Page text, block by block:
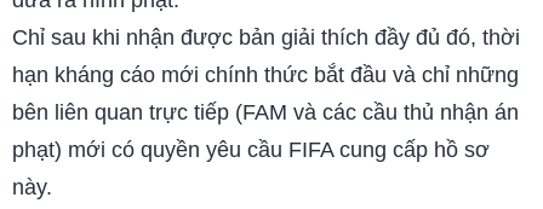
Chỉ sau khi nhận được bản giải thích đầy đủ đó, thời
hạn kháng cáo mới chính thức bắt đầu và chỉ những
bên liên quan trực tiếp (FAM và các cầu thủ nhận án
phạt) mới có quyền yêu cầu FIFA cung cấp hồ sơ
này.